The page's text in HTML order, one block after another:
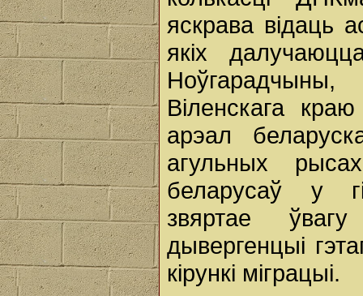
яскрава відаць
якіх
Віленскага
арэал
агульных
беларусаў у
звяртае
дывергенцыі
кірункі міграцыі.